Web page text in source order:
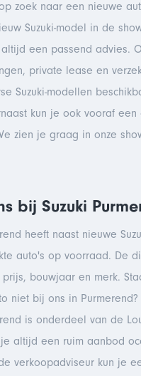
zoek naar een nieuwe
Suzuki-model in de
een passend advies.
private lease en
Suzuki-modellen
kun je ook vooraf een
zien je graag in onze
bij Suzuki
heeft naast nieuwe
auto's op voorraad. De
bouwjaar en merk.
niet bij ons in Purmerend?
is onderdeel van de
altijd een ruim aanbod
verkoopadviseur kun je